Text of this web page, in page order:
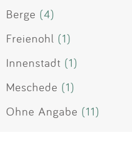
Berge (4)
Freienohl (1)
Innenstadt (1)
Meschede (1)
Ohne Angabe (11)